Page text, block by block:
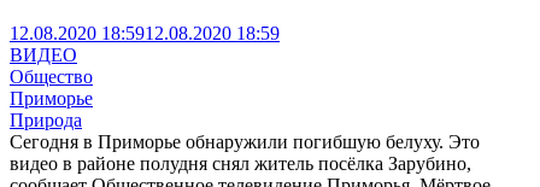
12.08.2020 18:5912.08.2020 18:59
ВИДЕО
Общество
Приморье
Природа
Сегодня в Приморье обнаружили погибшую белуху. Это
видео в районе полудня снял житель посёлка Зарубино,